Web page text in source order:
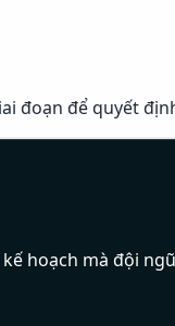
đoạn để quyết
hoạch mà đội